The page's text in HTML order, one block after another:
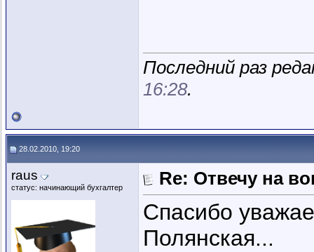
Последний раз
16:28.
28.02.2010, 19:20
raus
статус: начинающий бухгалтер Re: Отвечу на
Спасибо
Полянская...